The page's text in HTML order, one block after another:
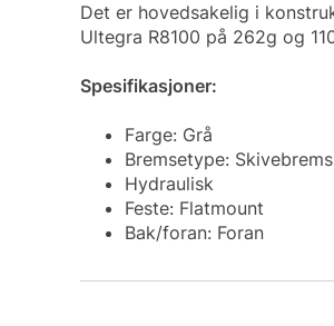
Det er hovedsakelig i
Ultegra R8100 på 262g og
Spesifikasjoner:
Farge: Grå
Bremsetype: Skivebrems
Hydraulisk
Feste: Flatmount
Bak/foran: Foran